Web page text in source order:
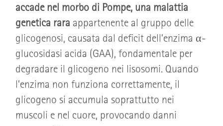
accade nel morbo di Pompe, una malattia
genetica rara appartenente al gruppo delle
glicogenosi, causata dal deficit dell’enzima α-
glucosidasi acida (GAA), fondamentale per
degradare il glicogeno nei lisosomi. Quando
l’enzima non funziona correttamente, il
glicogeno si accumula soprattutto nei
muscoli e nel cuore, provocando danni